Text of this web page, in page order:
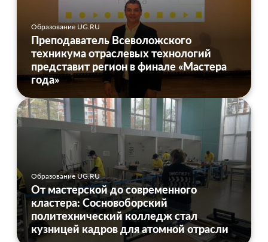
Образование UG.RU
Преподаватель Всеволожского
техникума отраслевых технологий
представит регион в финале «Мастера
года»
Образование UG.RU
От мастерской до современного
кластера: Сосновоборский
политехнический колледж стал
кузницей кадров для атомной отрасли